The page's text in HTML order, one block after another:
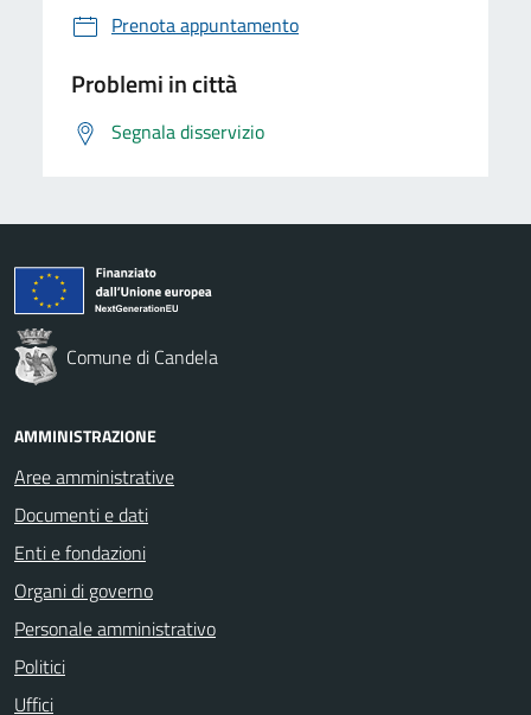
Prenota appuntamento
Problemi in città
Segnala disservizio
Comune di Candela
AMMINISTRAZIONE
Aree amministrative
Documenti e dati
Enti e fondazioni
Organi di governo
Personale amministrativo
Politici
Uffici